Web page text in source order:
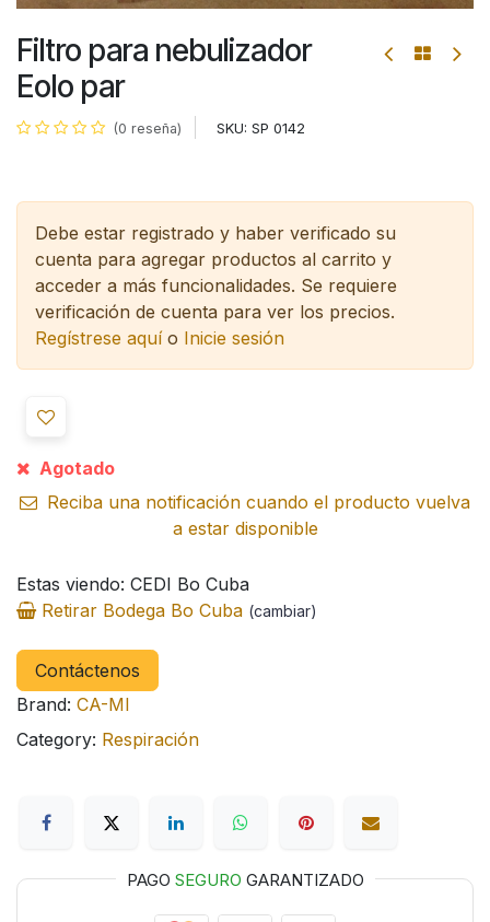
Filtro para nebulizador
Eolo par
(0 reseña) SKU: SP 0142
Debe estar registrado y haber verificado su
cuenta para agregar productos al carrito y
acceder a más funcionalidades. Se requiere
verificación de cuenta para ver los precios.
Regístrese aquío Inicie sesión
Agotado
Reciba una notificación cuando el producto vuelva
a estar disponible
Estas viendo: CEDI Bo Cuba
Retirar Bodega Bo Cuba (cambiar)
Contáctenos
Brand: CA-MI
Category: Respiración
PAGO SEGURO GARANTIZADO